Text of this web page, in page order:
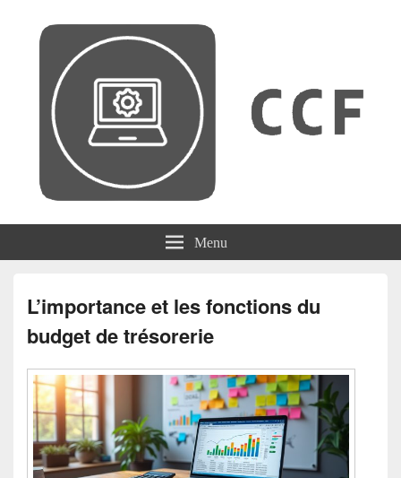
CCF Menu
L’importance et les fonctions du
budget de trésorerie